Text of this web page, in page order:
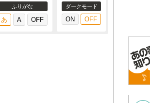
ふりがな ダークモード